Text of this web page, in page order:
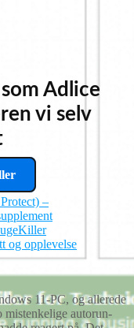
Adlice
vi selv
–
og opplevelse
11-PC, og allerede
mistenkelige autorun-